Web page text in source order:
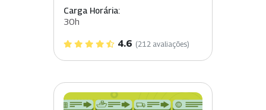
Carga Horária:
30h
4.6 (212 avaliações)